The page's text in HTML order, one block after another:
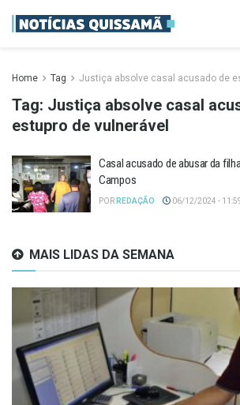
Home Tag Justiça absolve casal acusado de
Tag: Justiça absolve casal
estupro de vulnerável
Casal acusado de abusar da
Campos
POR REDAÇÃO 06/12/2024 -
MAIS LIDAS DA SEMANA